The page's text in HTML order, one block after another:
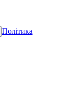
Політика